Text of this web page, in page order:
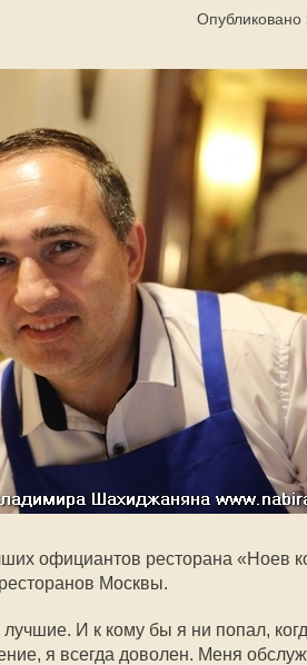
официантов ресторана «Ноев
Москвы.
И к кому бы я ни попал,
я всегда доволен. Меня